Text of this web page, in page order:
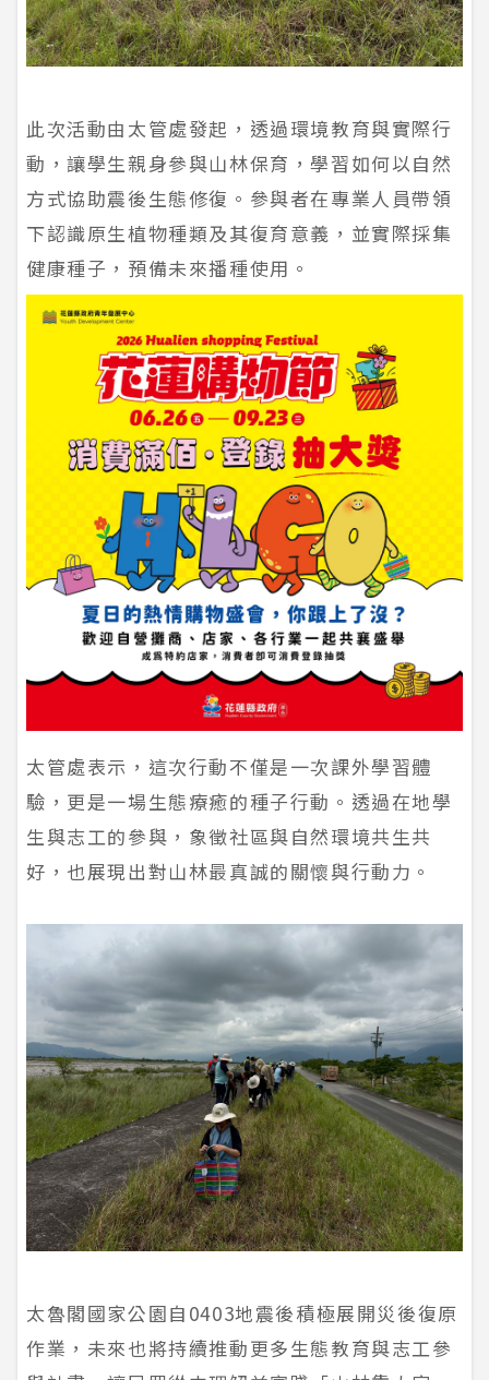
此次活動由太管處發起，透過環境教育與實際行
動，讓學生親身參與山林保育，學習如何以自然
方式協助震後生態修復。參與者在專業人員帶領
下認識原生植物種類及其復育意義，並實際採集
健康種子，預備未來播種使用。
太管處表示，這次行動不僅是一次課外學習體
驗，更是一場生態療癒的種子行動。透過在地學
生與志工的參與，象徵社區與自然環境共生共
好，也展現出對山林最真誠的關懷與行動力。
太魯閣國家公園自0403地震後積極展開災後復原
作業，未來也將持續推動更多生態教育與志工參